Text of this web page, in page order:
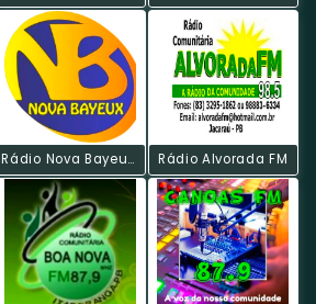
Rádio Nova Bayeux Web Rádio Alvorada FM